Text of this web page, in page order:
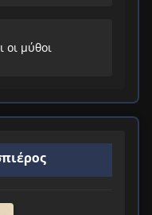
οι μύθοι